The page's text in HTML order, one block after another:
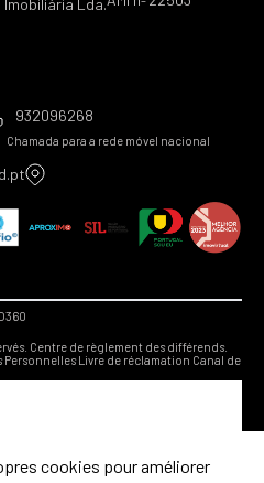
932096268
Chamada para a rede móvel nacional
Centre de règlement des différends.
PersonnellesLivre de réclamation Canal de
cookies pour améliorer